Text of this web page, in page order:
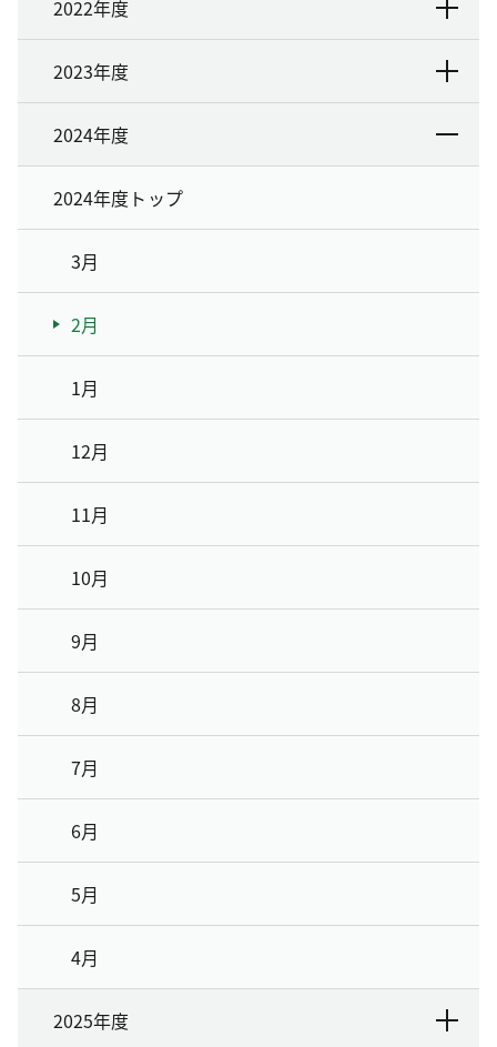
2022年度
2023年度
2024年度
2024年度トップ
3月
2月
1月
12月
11月
10月
9月
8月
7月
6月
5月
4月
2025年度